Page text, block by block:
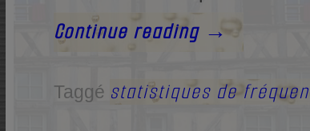
Continue reading →
Taggé statistiques de